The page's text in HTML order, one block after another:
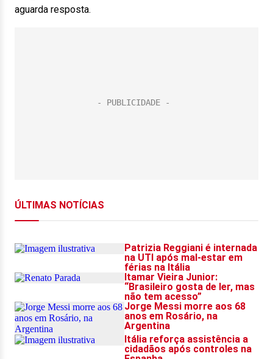
aguarda resposta.